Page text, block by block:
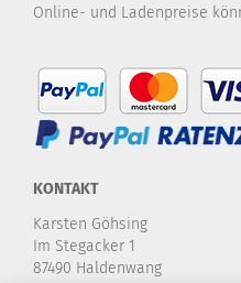
Online- und Ladenpreise
KONTAKT
Karsten Göhsing
Im Stegacker 1
87490 Haldenwang